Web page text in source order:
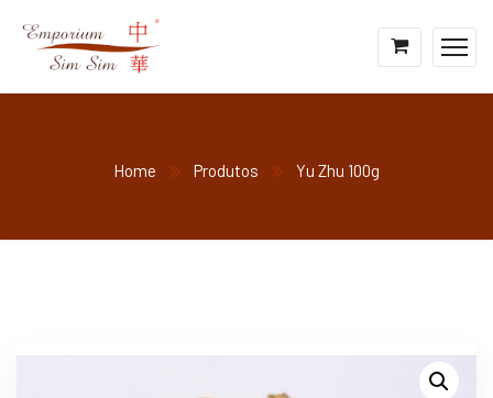
Home Produtos Yu Zhu 100g